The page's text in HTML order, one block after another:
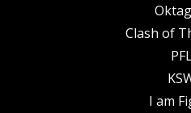
Clash of
I am